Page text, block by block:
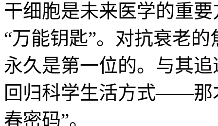
干细胞是未来医学的重
“万能钥匙”。对抗衰老
永久是第一位的。与其
回归科学生活方式——那
春密码”。